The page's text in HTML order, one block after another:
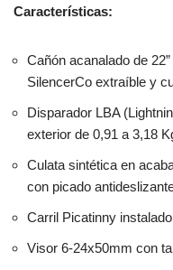
Características:
Cañón acanalado de
SilencerCo extraíble y
Disparador LBA
exterior de 0,91 a 3,18
Culata sintética en
con picado
Carril Picatinny
Visor 6-24x50mm con